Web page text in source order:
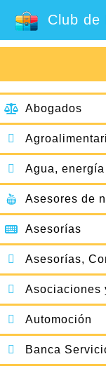
Club de
Abogados
Agua,
Asesores de
Asesorías
Asesorías,
Asociaciones
Automoción
Banca